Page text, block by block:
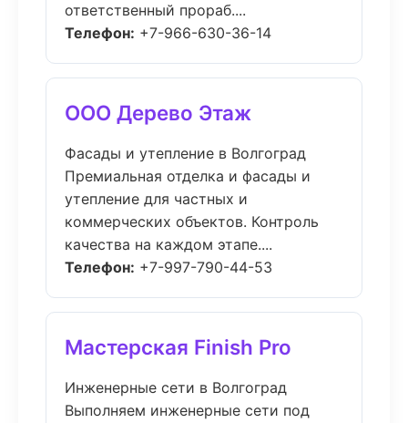
ответственный прораб....
Телефон: +7-966-630-36-14
ООО Дерево Этаж
Фасады и утепление в Волгоград
Премиальная отделка и фасады и
утепление для частных и
коммерческих объектов. Контроль
качества на каждом этапе....
Телефон: +7-997-790-44-53
Мастерская Finish Pro
Инженерные сети в Волгоград
Выполняем инженерные сети под